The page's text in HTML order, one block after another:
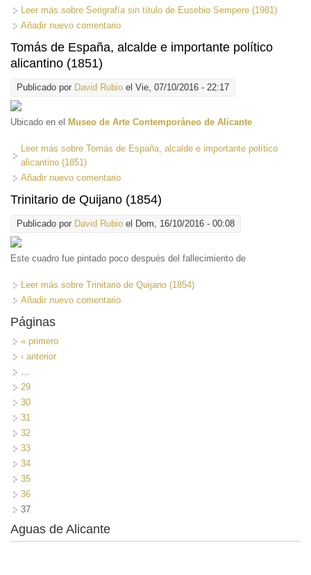
Leer más sobre Serigrafía sin título de Eusebio Sempere (1981)
Añadir nuevo comentario
Tomás de España, alcalde e importante político
alicantino (1851)
Publicado por David Rubio el Vie, 07/10/2016 - 22:17
Ubicado en el Museo de Arte Contemporáneo de Alicante
Leer más sobre Tomás de España, alcalde e importante político
alicantino (1851)
Añadir nuevo comentario
Trinitario de Quijano (1854)
Publicado por David Rubio el Dom, 16/10/2016 - 00:08
Este cuadro fue pintado poco después del fallecimiento de
Leer más sobre Trinitario de Quijano (1854)
Añadir nuevo comentario
Páginas
« primero
‹ anterior
29
30
31
32
33
34
35
36
37
Aguas de Alicante